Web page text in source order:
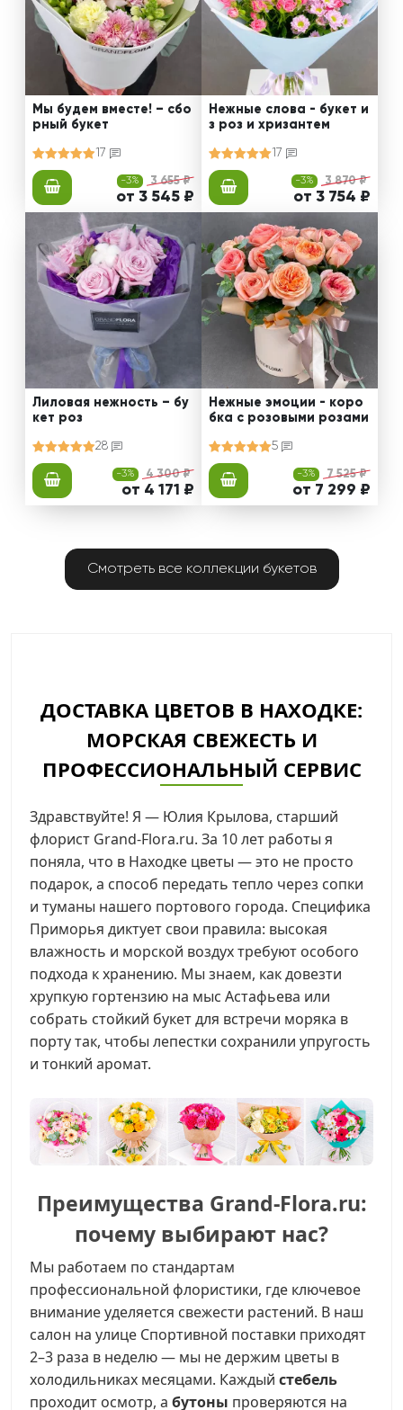
Мы будем вместе! – сбо
рный букет
17
-3% 3 655 ₽
от 3 545 ₽
Нежные слова - букет и
з роз и хризантем
17
-3% 3 870 ₽
от 3 754 ₽
Лиловая нежность – бу
кет роз
28
-3% 4 300 ₽
от 4 171 ₽
Нежные эмоции - коро
бка с розовыми розами
5
-3% 7 525 ₽
от 7 299 ₽
Смотреть все коллекции букетов
ДОСТАВКА ЦВЕТОВ В НАХОДКЕ:
МОРСКАЯ СВЕЖЕСТЬ И
ПРОФЕССИОНАЛЬНЫЙ СЕРВИС
Здравствуйте! Я — Юлия Крылова, старший
флорист Grand-Flora.ru. За 10 лет работы я
поняла, что в Находке цветы — это не просто
подарок, а способ передать тепло через сопки
и туманы нашего портового города. Специфика
Приморья диктует свои правила: высокая
влажность и морской воздух требуют особого
подхода к хранению. Мы знаем, как довезти
хрупкую гортензию на мыс Астафьева или
собрать стойкий букет для встречи моряка в
порту так, чтобы лепестки сохранили упругость
и тонкий аромат.
Преимущества Grand-Flora.ru:
почему выбирают нас?
Мы работаем по стандартам
профессиональной флористики, где ключевое
внимание уделяется свежести растений. В наш
салон на улице Спортивной поставки приходят
2–3 раза в неделю — мы не держим цветы в
холодильниках месяцами. Каждый стебель
проходит осмотр, а бутоны проверяются на